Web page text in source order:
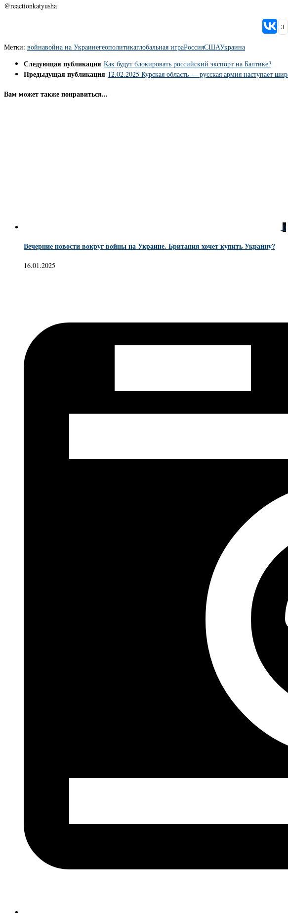
@reactionkatyusha
3
Метки: войнавойна на Украинегеополитикаглобальная играРоссияСШАУкраина
Следующая публикация Как будут блокировать российский экспорт на Балтике?
Предыдущая публикация 12.02.2025 Курская область — русская армия наступает
Вам может также понравиться...
0
Вечерние новости вокруг войны на Украине. Британия хочет купить Украину?
16.01.2025